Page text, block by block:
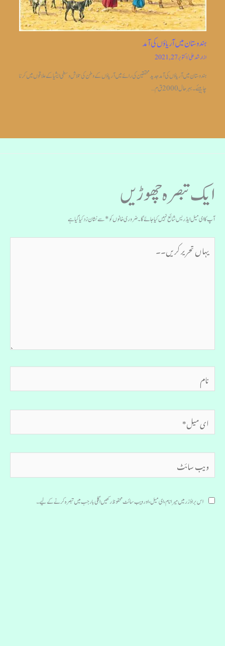
ہندوستان میں آریاؤں کی آمد
ازارشد علی/اکتوبر 27, 2021
ہندوستان میں آریاؤں کی آمد جدیدمحققین کی رائے میں آریاؤں کے وطن کی تلاش وسطی ایشیا کے علاقوں میں کرنا
چاہیئے۔بہر حال 2000 ق م…
ایک تبصرہ چھوڑیں
آپ کا ای میل ایڈریس شائع نہیں کیا جائے گا۔ضروری خانوں کو*سے نشان زد کیا گیا ہے
تحریر
میل*
سائٹ
اس براؤزر میں میرا نام، ای میل، اور ویب سائٹ محفوظ رکھیں اگلی بار جب میں تبصرہ کرنے کےلیے۔